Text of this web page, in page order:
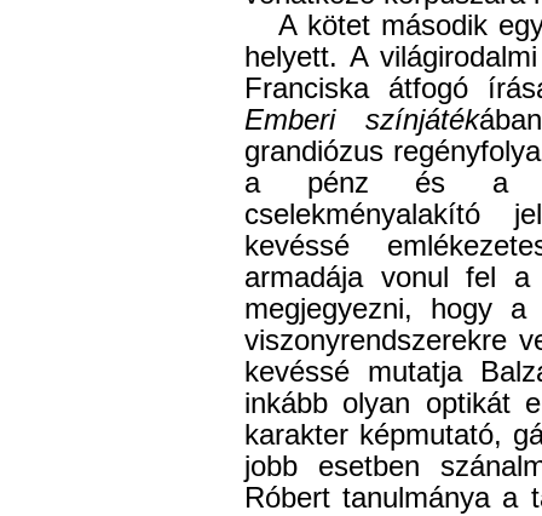
A kötet második
helyett. A
Franciska átfogó
Emberi színjáték
grandiózus
a pénz és a
cselekményalakító
kevéssé
armadája vonul fel a
megjegyezni, hogy
viszonyrendszerekre
kevéssé mutatja
inkább olyan optikát
karakter képmutató,
jobb esetben
Róbert tanulmánya a